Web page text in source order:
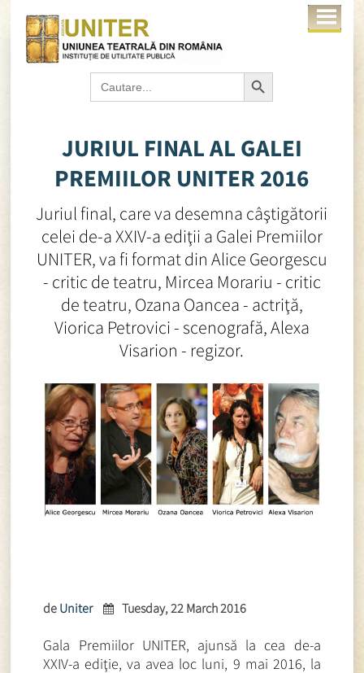
Search
for:
Search Button
JURIUL FINAL AL GALEI
PREMIILOR UNITER 2016
Juriul final, care va desemna câştigătorii
celei de-a XXIV-a ediţii a Galei Premiilor
UNITER, va fi format din Alice Georgescu
- critic de teatru, Mircea Morariu - critic
de teatru, Ozana Oancea - actriţă,
Viorica Petrovici - scenografă, Alexa
Visarion - regizor.
de Uniter Tuesday, 22 March 2016
Gala Premiilor UNITER, ajunsă la cea de-a
XXIV-a ediţie, va avea loc luni, 9 mai 2016, la